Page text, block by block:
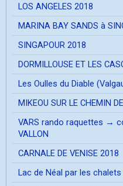
LOS ANGELES 2018
MARINA BAY SANDS à
SINGAPOUR 2018
DORMILLOUSE ET LES
Les Oulles du Diable
MIKEOU SUR LE CHEMIN
VARS rando raquettes →
VALLON
CARNALE DE VENISE 2018
Lac de Néal par les